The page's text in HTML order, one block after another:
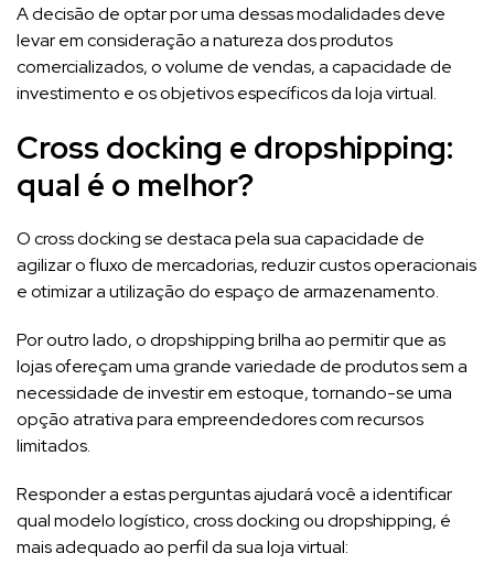
A decisão de optar por uma dessas modalidades deve
levar em consideração a natureza dos produtos
comercializados, o volume de vendas, a capacidade de
investimento e os objetivos específicos da loja virtual.
Cross docking e dropshipping:
qual é o melhor?
O cross docking se destaca pela sua capacidade de
agilizar o fluxo de mercadorias, reduzir custos operacionais
e otimizar a utilização do espaço de armazenamento.
Por outro lado, o dropshipping brilha ao permitir que as
lojas ofereçam uma grande variedade de produtos sem a
necessidade de investir em estoque, tornando-se uma
opção atrativa para empreendedores com recursos
limitados.
Responder a estas perguntas ajudará você a identificar
qual modelo logístico, cross docking ou dropshipping, é
mais adequado ao perfil da sua loja virtual: